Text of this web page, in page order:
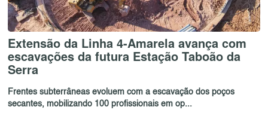
Extensão da Linha 4-Amarela avança com
escavações da futura Estação Taboão da
Serra
Frentes subterrâneas evoluem com a escavação dos poços
secantes, mobilizando 100 profissionais em op...